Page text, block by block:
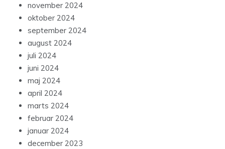
november 2024
oktober 2024
september 2024
august 2024
juli 2024
juni 2024
maj 2024
april 2024
marts 2024
februar 2024
januar 2024
december 2023